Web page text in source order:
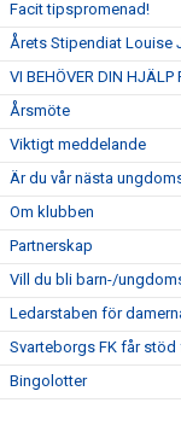
Facit tipspromenad!
Årets Stipendiat Louise
VI BEHÖVER DIN
Årsmöte
Viktigt meddelande
Är du vår nästa
Om klubben
Partnerskap
Vill du bli barn-/
Ledarstaben för
Svarteborgs FK får stöd
Bingolotter